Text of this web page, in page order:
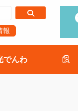
報
でんわ